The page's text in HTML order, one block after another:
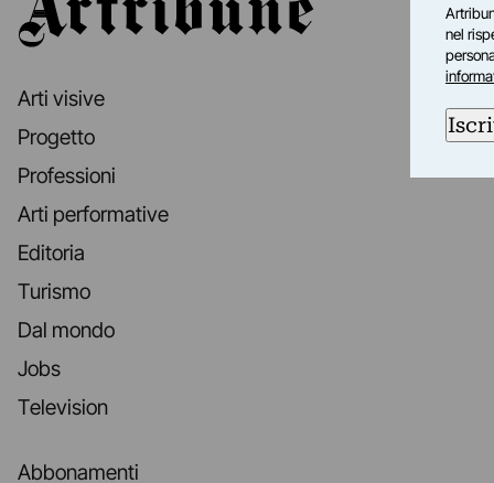
Arti visive
Progetto
Professioni
Arti performative
Editoria
Turismo
Dal mondo
Jobs
Television
Abbonamenti
nel